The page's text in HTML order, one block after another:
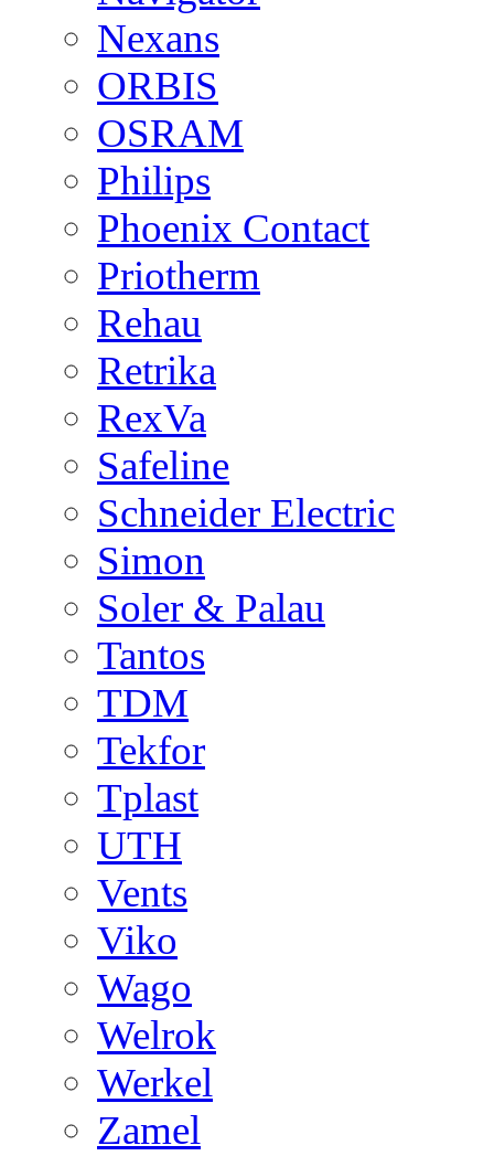
Nexans
ORBIS
OSRAM
Philips
Phoenix Contact
Priotherm
Rehau
Retrika
RexVa
Safeline
Schneider Electric
Simon
Soler & Palau
Tantos
TDM
Tekfor
Tplast
UTH
Vents
Viko
Wago
Welrok
Werkel
Zamel